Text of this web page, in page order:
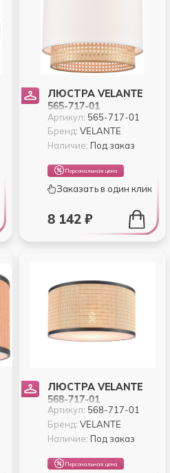
ЛЮСТРА VELANTE
565-717-01
Артикул: 565-717-01
Бренд:VELANTE
Наличие: Под заказ
Персональная цена
Заказать в один клик
8 142 ₽
ЛЮСТРА VELANTE
568-717-01
Артикул: 568-717-01
Бренд:VELANTE
Наличие: Под заказ
Персональная цена